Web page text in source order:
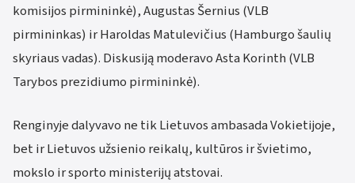
komisijos pirmininkė), Augustas Šernius (VLB
pirmininkas) ir Haroldas Matulevičius (Hamburgo šaulių
skyriaus vadas). Diskusiją moderavo Asta Korinth (VLB
Tarybos prezidiumo pirmininkė).
Renginyje dalyvavo ne tik Lietuvos ambasada Vokietijoje,
bet ir Lietuvos užsienio reikalų, kultūros ir švietimo,
mokslo ir sporto ministerijų atstovai.